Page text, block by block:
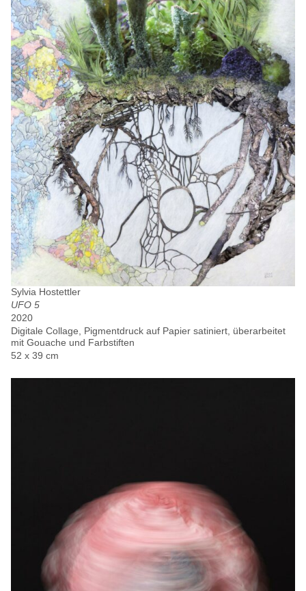
Sylvia Hostettler
UFO 5
2020
Digitale Collage, Pigmentdruck auf Papier satiniert, überarbeitet
mit Gouache und Farbstiften
52 x 39 cm